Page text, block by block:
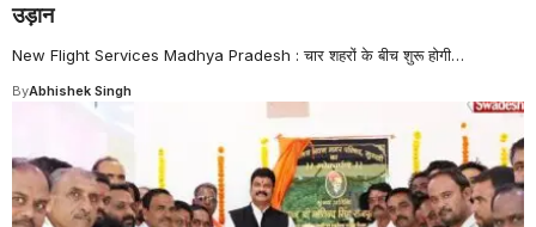
उड़ान
New Flight Services Madhya Pradesh : चार शहरों के बीच शुरू होगी…
ByAbhishek Singh